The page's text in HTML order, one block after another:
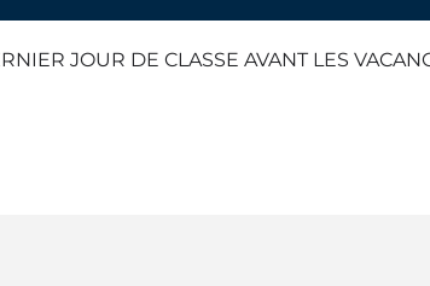
JOUR DE CLASSE AVANT LES